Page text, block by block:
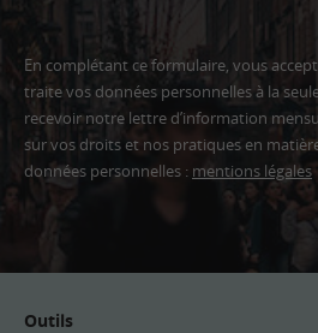
En complétant ce formulaire, vous
traite vos données personnelles à la
recevoir notre lettre d’information
sur vos droits et nos pratiques en
données personnelles : mentions légales
Adresse
Outils